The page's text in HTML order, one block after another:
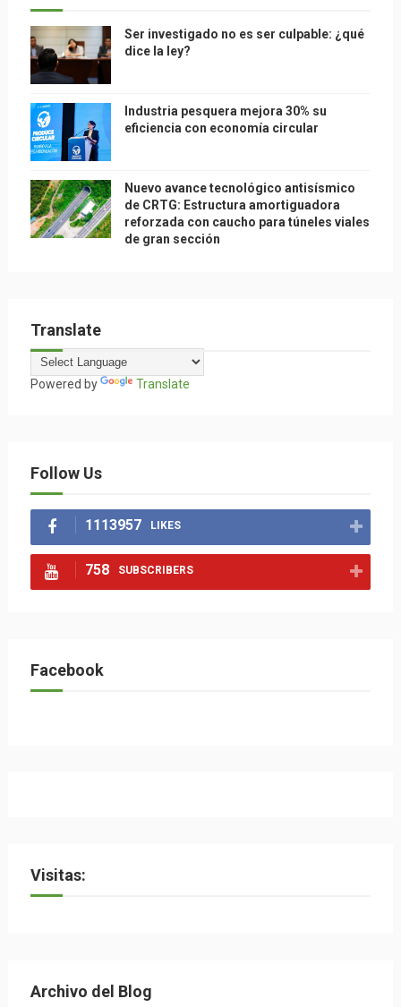
Ser investigado no es ser culpable: ¿qué
dice la ley?
Industria pesquera mejora 30% su
eficiencia con economía circular
Nuevo avance tecnológico antisísmico
de CRTG: Estructura amortiguadora
reforzada con caucho para túneles viales
de gran sección
Translate
Powered by Translate
Follow Us
1113957 LIKES
758 SUBSCRIBERS
Facebook
Visitas:
Archivo del Blog